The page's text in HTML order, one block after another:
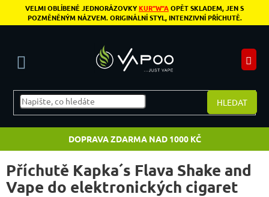
Přejít na obsah
VELMI OBLÍBENÉ JEDNORÁZOVKYKUR"W"AOPĚT SKLADEM, JEN S
POZMĚNĚNÝM NÁZVEM. ORIGINÁLNÍ STYL, INTENZIVNÍ PŘÍCHUTĚ.
HLEDAT
DOPRAVA ZDARMA NAD 1000 KČ
Příchutě Kapka´s Flava Shake and
Vape do elektronických cigaret